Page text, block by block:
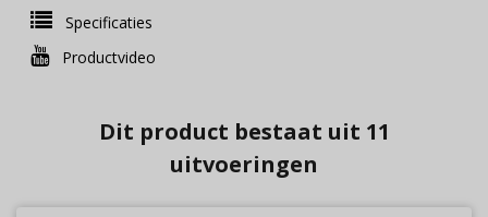
Specificaties
Productvideo
Dit product bestaat uit 11
uitvoeringen